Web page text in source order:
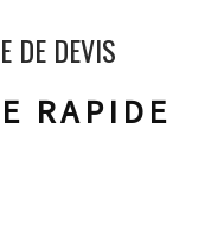
DE DEVIS
RAPIDE